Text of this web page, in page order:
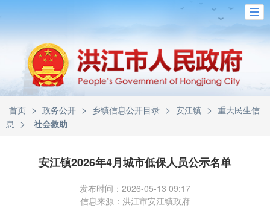
首页 > 政务公开 > 乡镇信息公开目录 > 安江镇 > 重大民生信
息 > 社会救助
安江镇2026年4月城市低保人员公示名单
发布时间：2026-05-13 09:17
信息来源：洪江市安江镇政府